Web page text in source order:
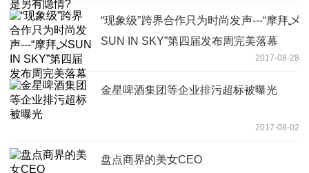
“现象级”跨界合作只为时尚发声---“摩拜乄
SUN IN SKY”第四届发布周完美落幕
2017-08-28
金星啤酒集团等企业排污超标被曝光
2017-08-02
盘点商界的美女CEO